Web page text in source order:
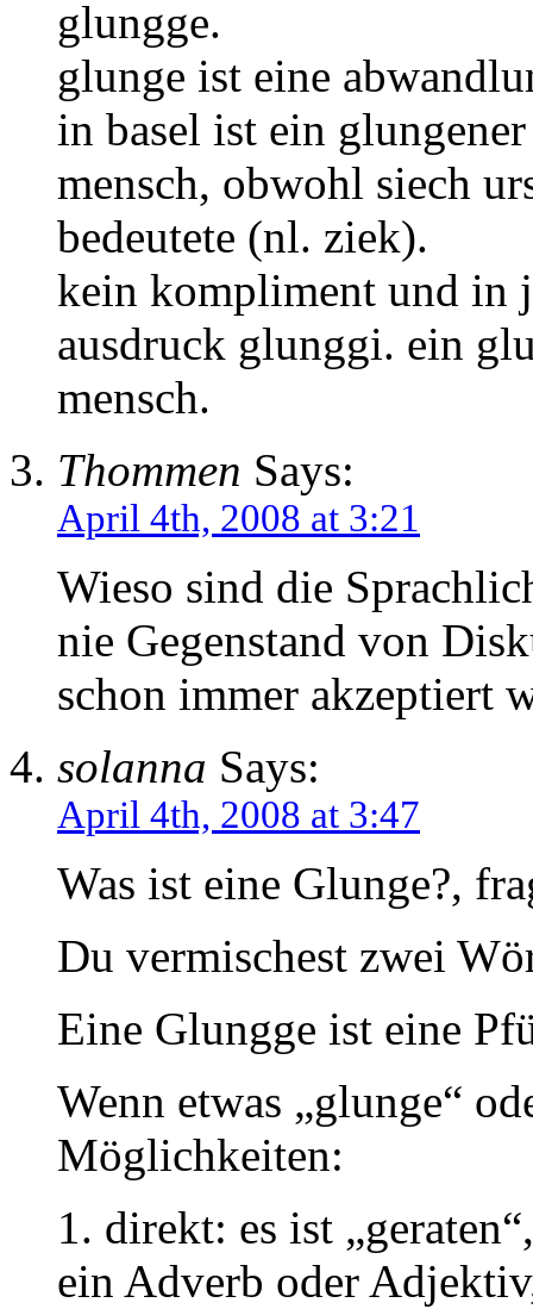
glungge.
glunge ist eine
in basel ist ein
mensch, obwohl siech
bedeutete (nl. ziek).
kein kompliment und in
ausdruck glunggi. ein
mensch.
Thommen Says:
April 4th, 2008 at 3:21
Wieso sind die
nie Gegenstand von
schon immer akzeptiert
solanna Says:
April 4th, 2008 at 3:47
Was ist eine Glunge?,
Du vermischest zwei
Eine Glungge ist eine
Wenn etwas „glunge“
Möglichkeiten:
1. direkt: es ist
ein Adverb oder